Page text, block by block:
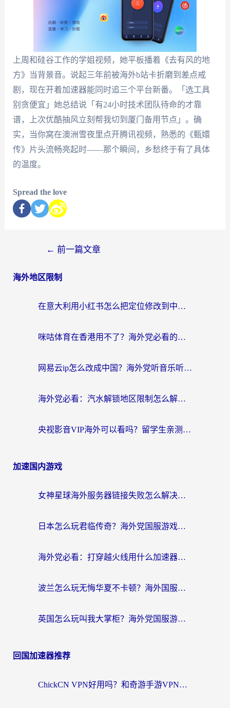
上周和硅谷工作的学姐视频，她平板播着《去有风的地
方》当背景音。说起三年前被海外b站卡折磨到差点戒
剧，现在开着加速器能同时追三个平台新番。「选工具
别贪便宜」她总结说「有24小时技术团队待命的才靠
谱，上次优酷抽风立刻帮我切到厦门备用节点」。确
实，当你窝在澳洲雪夜里点开腾讯视频，熟悉的《甄嬛
传》片头流畅亮起时——那个瞬间，乡愁终于有了具体
的温度。
Spread the love
← 前一篇文章
海外地区限制
在意大利用小红书怎么把定位修改到中国国内？3个实用技巧+1个靠谱工具帮你搞定
咪咕体育在香港用不了？海外党必看的回国加速器选择指南（附3个真实场景解决方案）
网易云ip怎么改成中国？海外党听音乐听书的无痛解决方案
海外党必看：汽水解锁地区限制怎么解除？3招解决国内影音&生活服务难题
央视影音VIP海外可以看吗？留学生亲测有效的回国加速器选择指南
加速国内游戏
女神星球海外服务器链接失败怎么解决？海外党国服游戏加速避坑指南
日本怎么玩君临传奇？海外党国服游戏加速避坑指南（附菲律宾欧洲玩家实测）
海外党必看：打穿越火线用什么加速器？解决延迟卡顿，还能玩奇妙拼图世界和第五人格
波兰怎么玩无悔华夏不卡顿？海外国服游戏加速器终极指南（附征途2萤火突击解决方案）
英国怎么玩叫我大掌柜？海外党国服游戏加速避坑指南（附实测推荐）
回国加速器推荐
ChickCN VPN好用吗？和奇游手游VPN对比哪个回国效果更好？海外党亲测实用指南